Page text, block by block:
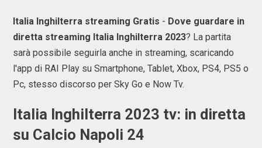
Italia Inghilterra streaming Gratis - Dove guardare in
diretta streaming Italia Inghilterra 2023? La partita
sarà possibile seguirla anche in streaming, scaricando
l'app di RAI Play su Smartphone, Tablet, Xbox, PS4, PS5 o
Pc, stesso discorso per Sky Go e Now Tv.
Italia Inghilterra 2023 tv: in diretta
su Calcio Napoli 24